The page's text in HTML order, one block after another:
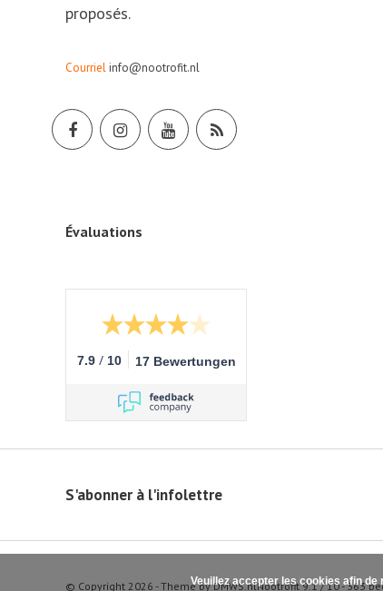
proposés.
Courrielinfo@nootrofit.nl
Évaluations
7.9 / 10 17 Bewertungen
S'abonner à l'infolettre
© Copyright 2026 - Theme byDMWS.nlNootrofit 9.1/10 -363
Veuillez accepter les cookies afin